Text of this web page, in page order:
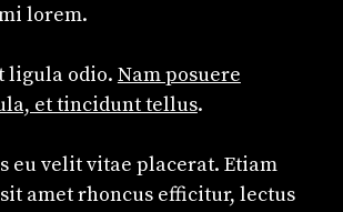
lorem.
ligula odio. Nam posuere
et tincidunt tellus.
eu velit vitae placerat. Etiam
amet rhoncus efficitur, lectus